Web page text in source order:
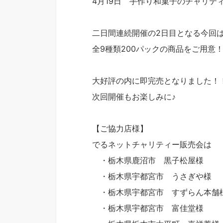
二日間連続開催の2日目となる今回は
全9種類200パックの商品をご用意！
大好評の内に即完売となりました！
次回開催もお楽しみに♪
【ご協力店様】
でるネットチャリティー販売会は
・栃木県鹿沼市 黒子松屋様
・栃木県宇都宮市 うさぎや様
・栃木県宇都宮市 すずらん本舗
・栃木県宇都宮市 富佳堂様